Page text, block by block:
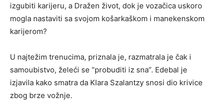
izgubiti karijeru, a Dražen život, dok je vozačica uskoro
mogla nastaviti sa svojom košarkaškom i manekenskom
karijerom?
U najtežim trenucima, priznala je, razmatrala je čak i
samoubistvo, želeći se “probuditi iz sna”. Edebal je
izjavila kako smatra da Klara Szalantzy snosi dio krivice
zbog brze vožnje.